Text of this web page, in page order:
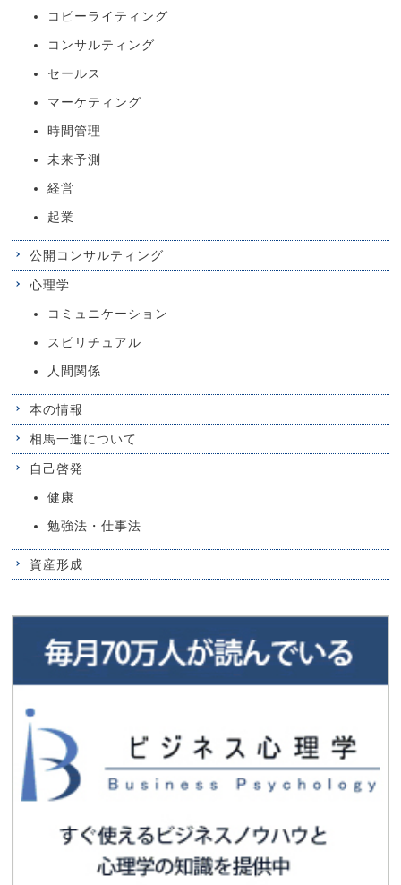
コピーライティング
コンサルティング
セールス
マーケティング
時間管理
未来予測
経営
起業
公開コンサルティング
心理学
コミュニケーション
スピリチュアル
人間関係
本の情報
相馬一進について
自己啓発
健康
勉強法・仕事法
資産形成